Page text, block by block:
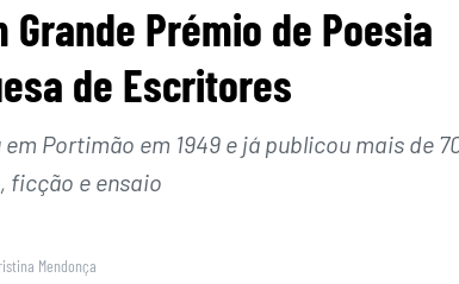
Prémio de Poesia
de Escritores
Portimão em 1949 e já publicou mais de
ficção e ensaio
Mendonça